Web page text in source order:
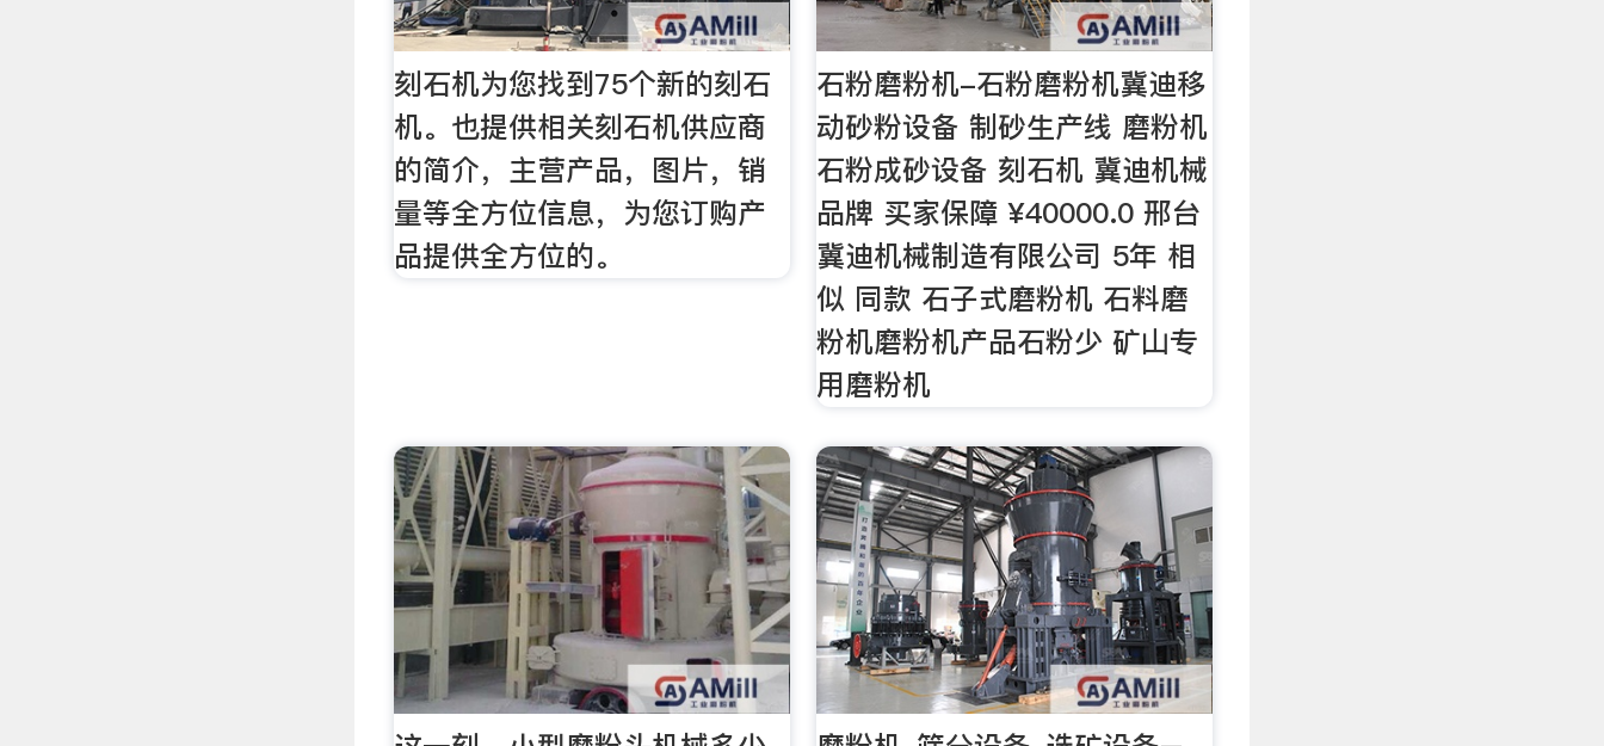
刻石机为您找到75个新的刻石
机。也提供相关刻石机供应商
的简介，主营产品，图片，销
量等全方位信息，为您订购产
品提供全方位的。
石粉磨粉机-石粉磨粉机冀迪移
动砂粉设备 制砂生产线 磨粉机
石粉成砂设备 刻石机 冀迪机械
品牌 买家保障 ¥40000.0 邢台
冀迪机械制造有限公司 5年 相
似 同款 石子式磨粉机 石料磨
粉机磨粉机产品石粉少 矿山专
用磨粉机